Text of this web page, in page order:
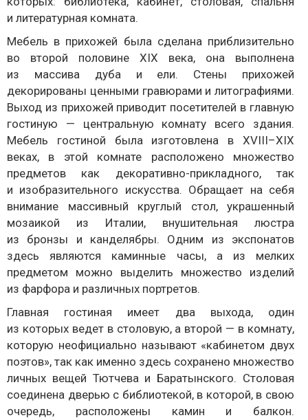
и литературная комната.
Мебель в прихожей была сделана приблизительно
во второй половине XIX века, она выполнена
из массива дуба и ели. Стены прихожей
декорированы ценными гравюрами и литографиями.
Выход из прихожей приводит посетителей в главную
гостиную — центральную комнату всего здания.
Мебель гостиной была изготовлена в XVIII–XIX
веках, в этой комнате расположено множество
предметов как декоративно-прикладного, так
и изобразительного искусства. Обращает на себя
внимание массивный круглый стол, украшенный
мозаикой из Италии, внушительная люстра
из бронзы и канделябры. Одним из экспонатов
здесь являются каминные часы, а из мелких
предметом можно выделить множество изделий
из фарфора и различных портретов.
Главная гостиная имеет два выхода, один
из которых ведет в столовую, а второй — в комнату,
которую неофициально называют «кабинетом двух
поэтов», так как именно здесь сохранено множество
личных вещей Тютчева и Баратынского. Столовая
соединена дверью с библиотекой, в которой, в свою
очередь, расположены камин и балкон.